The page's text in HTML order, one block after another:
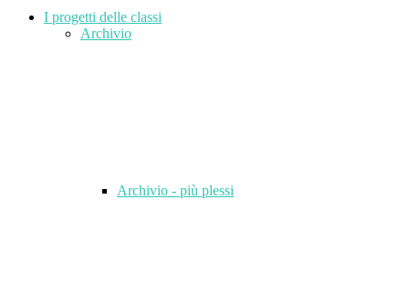
I progetti delle classi
Archivio
Archivio - più plessi